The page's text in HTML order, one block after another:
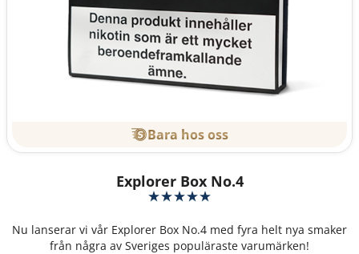
Bara hos oss
Explorer Box No.4
Nu lanserar vi vår Explorer Box No.4 med fyra helt nya smaker
från några av Sveriges populäraste varumärken!